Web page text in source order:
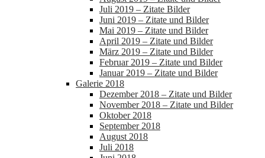
Juli 2019 – Zitate Bilder
Juni 2019 – Zitate und Bilder
Mai 2019 – Zitate und Bilder
April 2019 – Zitate und Bilder
März 2019 – Zitate und Bilder
Februar 2019 – Zitate und Bilder
Januar 2019 – Zitate und Bilder
Galerie 2018
Dezember 2018 – Zitate und Bilder
November 2018 – Zitate und Bilder
Oktober 2018
September 2018
August 2018
Juli 2018